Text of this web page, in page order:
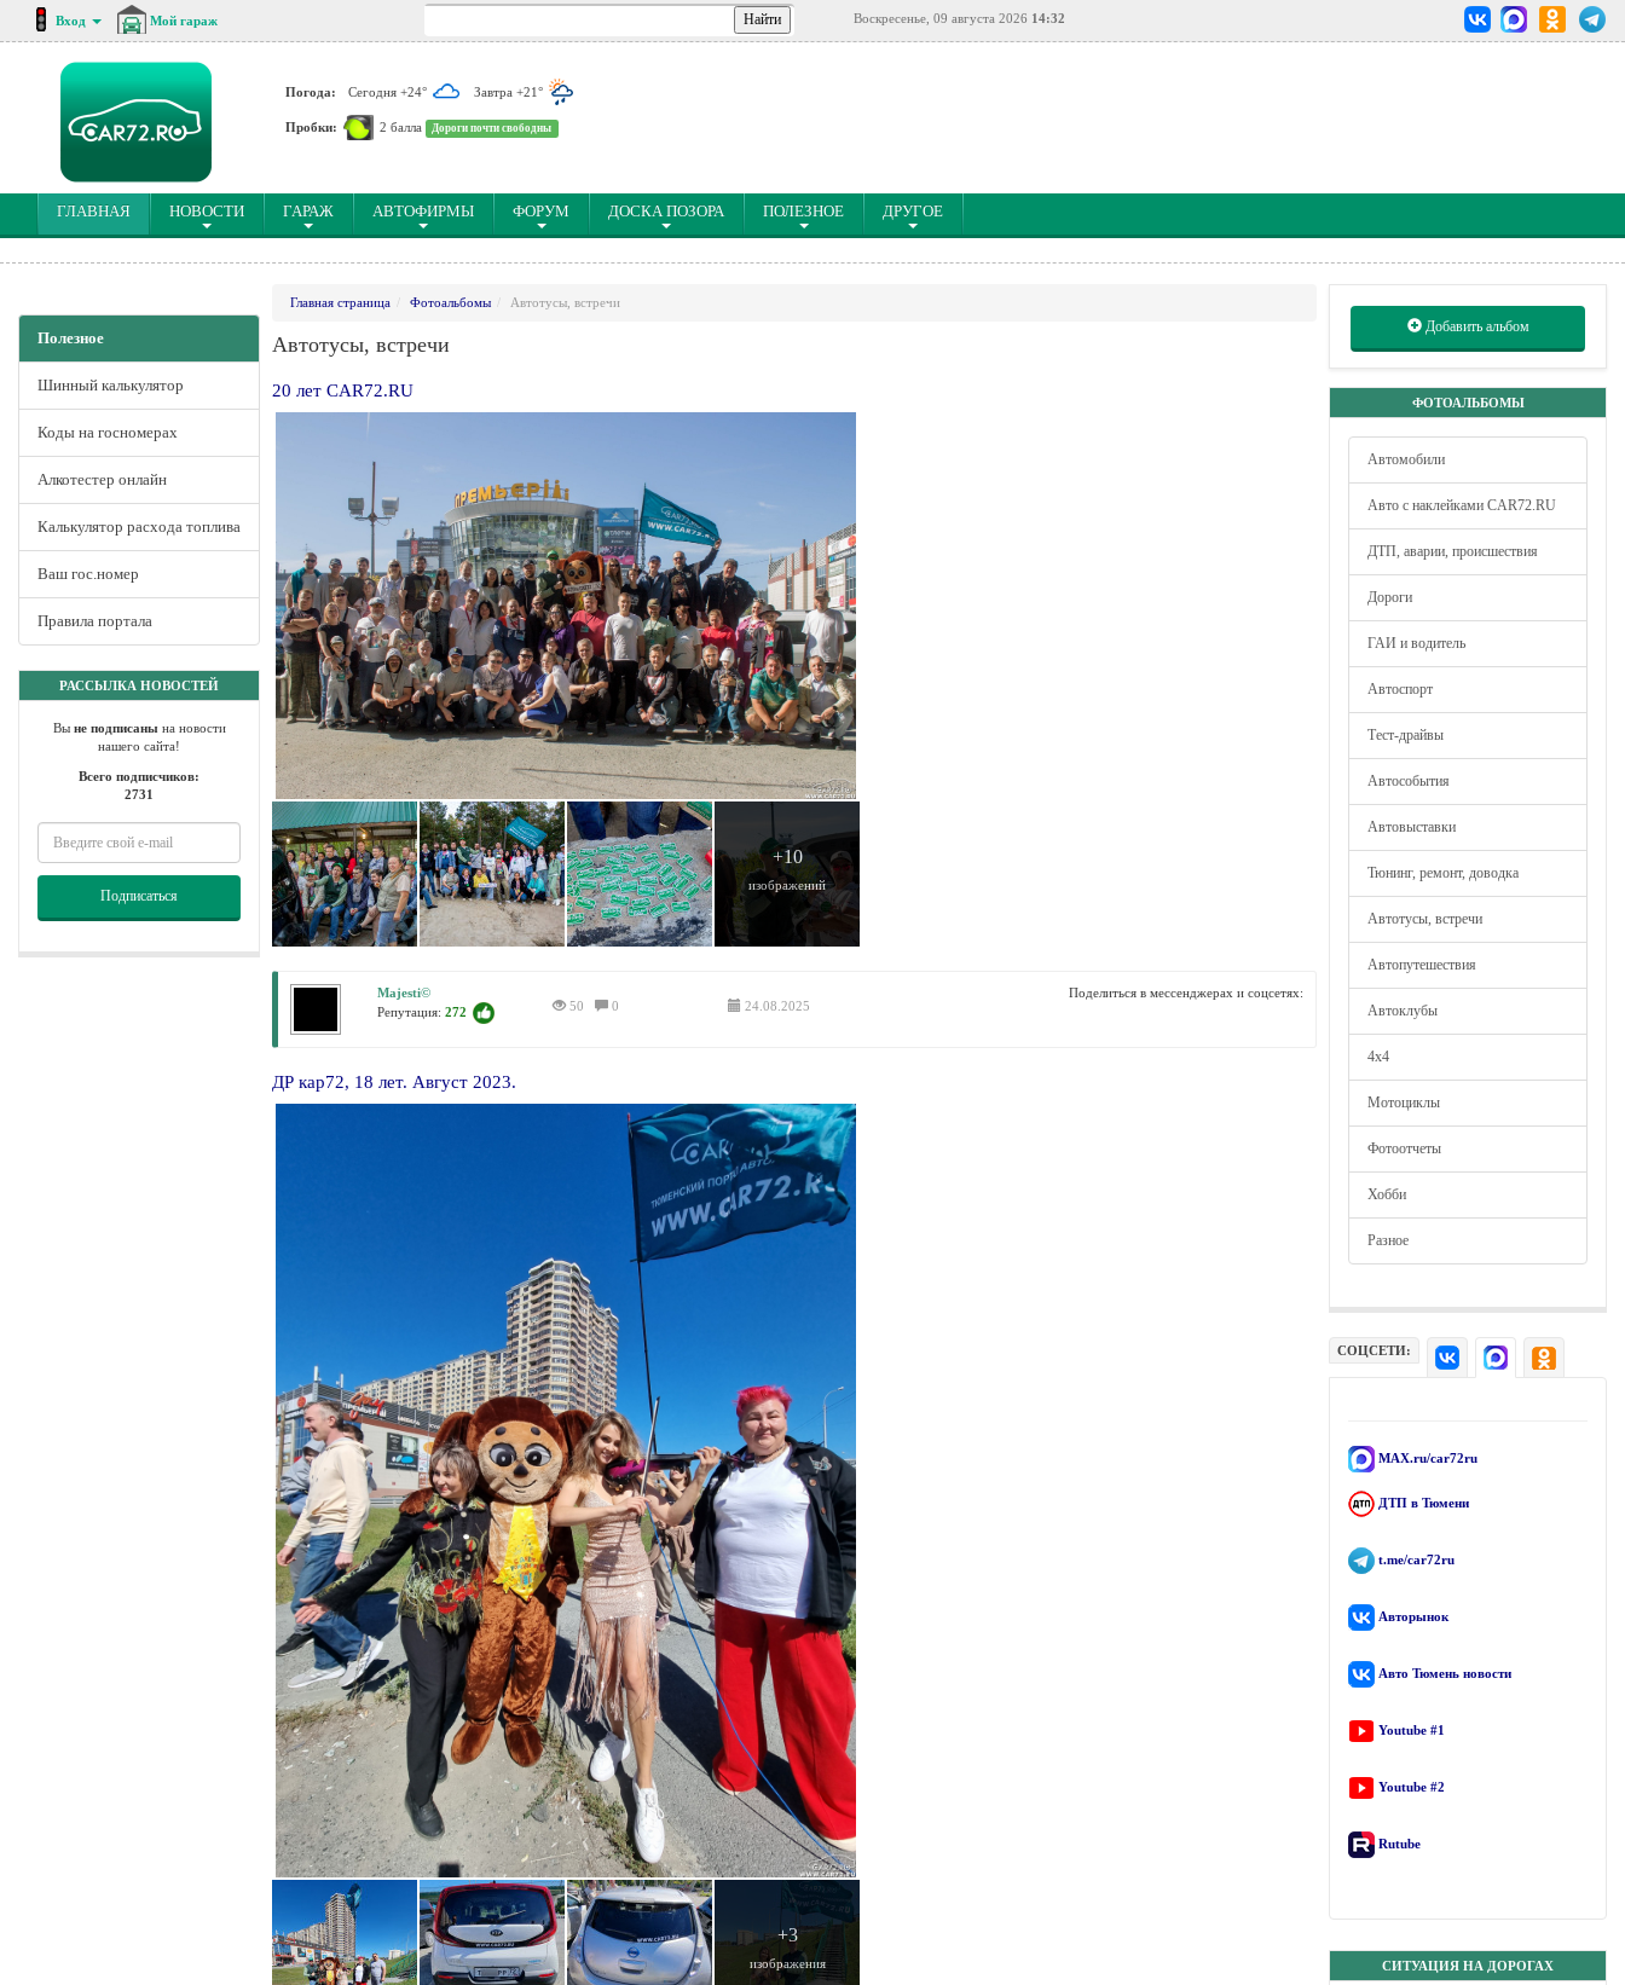
Вход Мой гараж Воскресенье, 09 августа 2026 14:32
Погода: Сегодня +24° Завтра +21°
Пробки: 2 балла Дороги почти свободны
ГЛАВНАЯ(CURRENT)
НОВОСТИ ГАРАЖ АВТОФИРМЫ ФОРУМ ДОСКА ПОЗОРА ПОЛЕЗНОЕ ДРУГОЕ
Полезное
Шинный калькулятор
Коды на госномерах
Алкотестер онлайн
Калькулятор расхода топлива
Ваш гос.номер
Правила портала
РАССЫЛКА НОВОСТЕЙ
Вы не подписанына новости
нашего сайта!
Всего подписчиков:
2731
Подписаться
Добавить альбом
ФОТОАЛЬБОМЫ
Автомобили
Авто с наклейками CAR72.RU
ДТП, аварии, происшествия
Дороги
ГАИ и водитель
Автоспорт
Тест-драйвы
Автособытия
Автовыставки
Тюнинг, ремонт, доводка
Автотусы, встречи
Автопутешествия
Автоклубы
4х4
Мотоциклы
Фотоотчеты
Хобби
Разное
СОЦСЕТИ:
MAX.ru/car72ru
ДТП в Тюмени
t.me/car72ru
Авторынок
Авто Тюмень новости
Youtube #1
Youtube #2
Rutube
СИТУАЦИЯ НА ДОРОГАХ
Главная страница Фотоальбомы Автотусы, встречи
Автотусы, встречи
20 лет CAR72.RU
+10
изображений
Majesti©
Репутация:272 50 0 24.08.2025
Поделиться в мессенджерах и соцсетях:
ДР кар72, 18 лет. Август 2023.
+3
изображения